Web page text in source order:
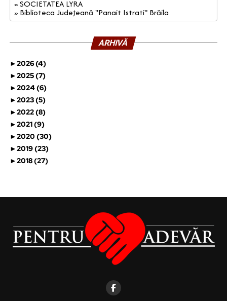
» SOCIETATEA LYRA
» Biblioteca Judeţeană "Panait Istrati" Brăila
ARHIVĂ
►2026 (4)
►2025 (7)
►2024 (6)
►2023 (5)
►2022 (8)
►2021 (9)
►2020 (30)
►2019 (23)
►2018 (27)